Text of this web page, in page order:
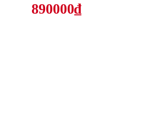
890000₫